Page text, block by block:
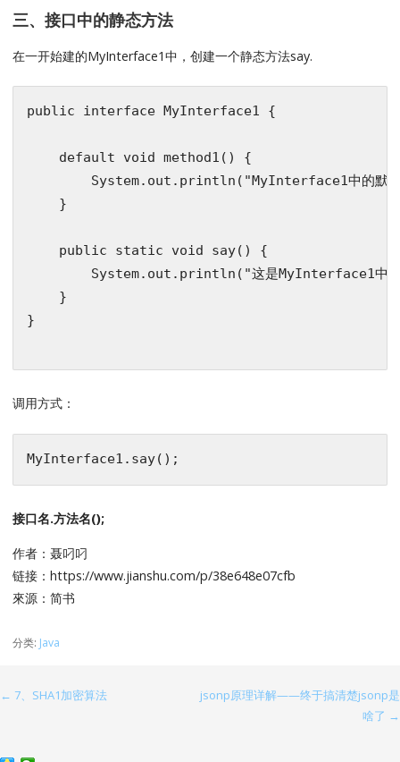
三、接口中的静态方法
在一开始建的MyInterface1中，创建一个静态方法say.
public interface MyInterface1 {
default void method1 ()
{
        System.out.println(
"MyInterface1中的默
    }
public static void say()
{
        System.out.println(
"这是MyInterface1中
    }
}
调用方式：
MyInterface1 .say
接口名.方法名();
作者：聂叼叼
链接：https://www.jianshu.com/p/38e648e07cfb
來源：简书
分类: Java
文
← 7、SHA1加密算法
jsonp原理详解——终于搞清楚jsonp是
啥了 →